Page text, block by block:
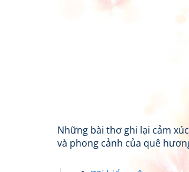
Những bài thơ ghi lại cảm
và phong cảnh của quê